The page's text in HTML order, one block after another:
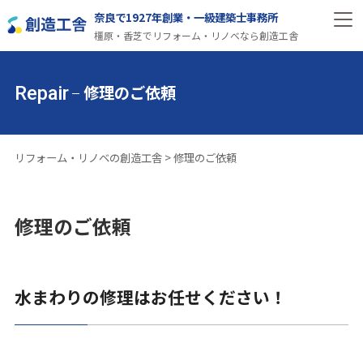
奈良で1927年創業・一級建築士事務所
橿原・香芝でリフォーム・リノベなら創造工舎
Repair 修理のご依頼
リフォーム・リノベの創造工舎>修理のご依頼
修理のご依頼
水まわりの修理はお任せください！